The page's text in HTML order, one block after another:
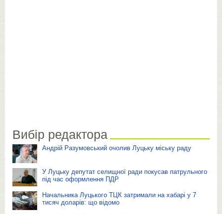
Вибір редактора
Андрій Разумовський очолив Луцьку міську раду
У Луцьку депутат селищної ради покусав патрульного
під час оформлення ПДР
Начальника Луцького ТЦК затримали на хабарі у 7
тисяч доларів: що відомо